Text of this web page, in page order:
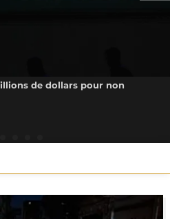
de dollars pour non